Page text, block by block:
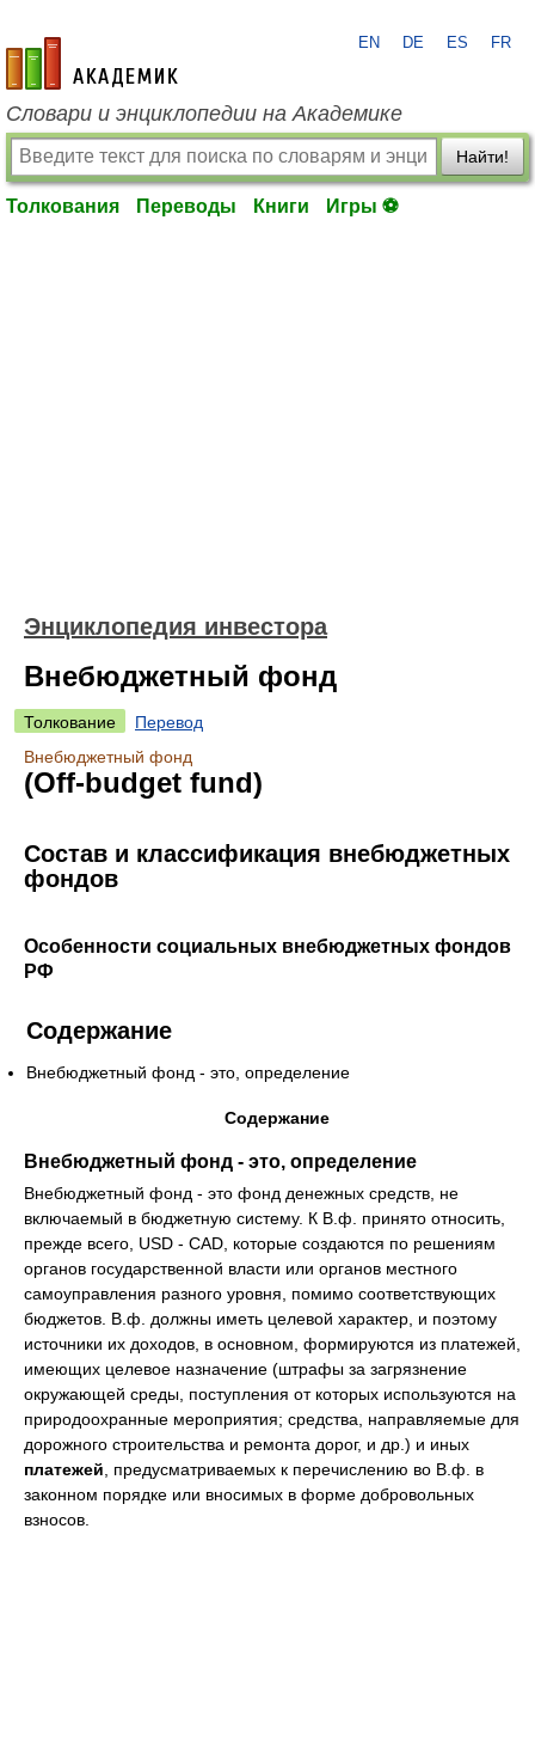
academic.ru
EN DE ES FR
Словари и энциклопедии на Академике
Найти!
Толкования Переводы Книги Игры ⚽
Энциклопедия инвестора
Внебюджетный фонд
Толкование
Перевод
Внебюджетный фонд
(Off-budget fund)
Состав и классификация внебюджетных
фондов
Особенности социальных внебюджетных фондов
РФ
Содержание
Внебюджетный фонд - это, определение
Содержание
Внебюджетный фонд - это, определение
Внебюджетный фонд - это фонд денежных средств, не
включаемый в бюджетную систему. К В.ф. принято относить,
прежде всего, USD - CAD, которые создаются по решениям
органов государственной власти или органов местного
самоуправления разного уровня, помимо соответствующих
бюджетов. В.ф. должны иметь целевой характер, и поэтому
источники их доходов, в основном, формируются из платежей,
имеющих целевое назначение (штрафы за загрязнение
окружающей среды, поступления от которых используются на
природоохранные мероприятия; средства, направляемые для
дорожного строительства и ремонта дорог, и др.) и иных
платежей , предусматриваемых к перечислению во В.ф. в
законном порядке или вносимых в форме добровольных
взносов.